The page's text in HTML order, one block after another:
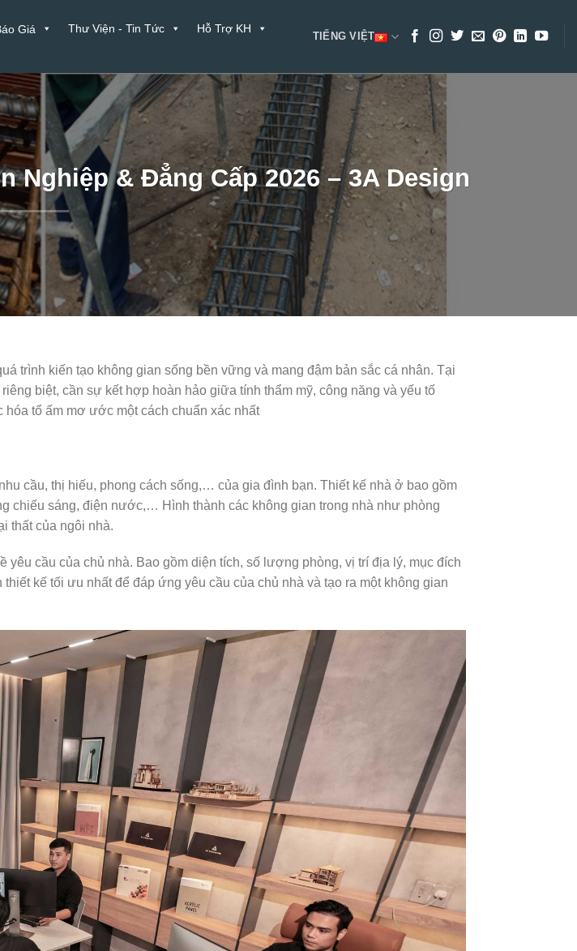
Giá Thư Viện - Tin Tức Hỗ Trợ KH
TIẾNG VIỆT
Nghiệp & Đẳng Cấp 2026 – 3A Design
trình kiến tạo không gian sống bền vững và mang đậm bản sắc cá nhân. Tại
biệt, cần sự kết hợp hoàn hảo giữa tính thẩm mỹ, công năng và yếu tố
tổ ấm mơ ước một cách chuẩn xác nhất
cầu, thị hiếu, phong cách sống,… của gia đình bạn. Thiết kế nhà ở bao gồm
chiếu sáng, điện nước,… Hình thành các không gian trong nhà như phòng
thất của ngôi nhà.
yêu cầu của chủ nhà. Bao gồm diện tích, số lượng phòng, vị trí địa lý, mục đích
kế tối ưu nhất để đáp ứng yêu cầu của chủ nhà và tạo ra một không gian